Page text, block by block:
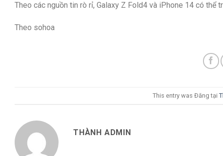
Theo các nguồn tin rò rỉ, Galaxy Z Fold4 và iPhone 14 có thể
Theo sohoa
This entry was Đăng tại
THÀNH ADMIN